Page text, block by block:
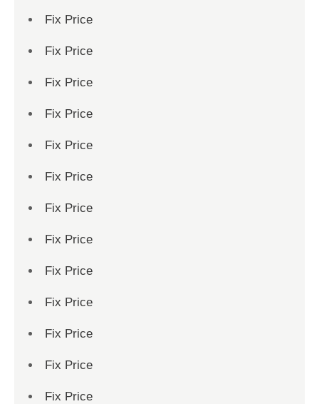
Fix Price
Fix Price
Fix Price
Fix Price
Fix Price
Fix Price
Fix Price
Fix Price
Fix Price
Fix Price
Fix Price
Fix Price
Fix Price